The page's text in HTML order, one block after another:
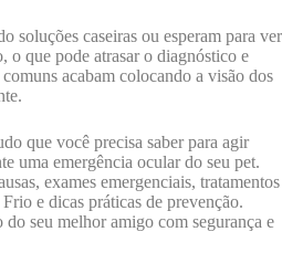
soluções caseiras ou esperam para ver
o que pode atrasar o diagnóstico e
acabam colocando a visão dos
que você precisa saber para agir
uma emergência ocular do seu pet.
exames emergenciais, tratamentos
e dicas práticas de prevenção.
do seu melhor amigo com segurança e